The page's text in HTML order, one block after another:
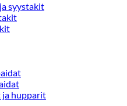
syystakit
ja hupparit